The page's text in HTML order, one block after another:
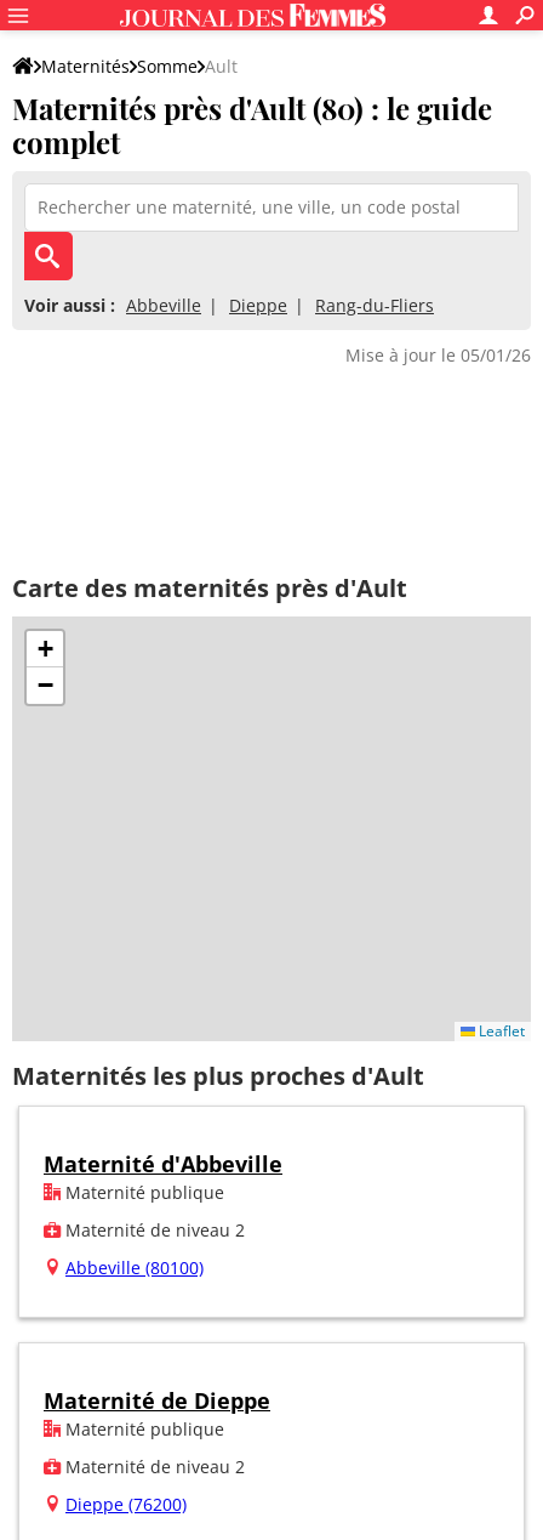
Maternités Somme Ault
Maternités près d'Ault (80) : le guide
complet
Voir aussi : Abbeville Dieppe Rang-du-Fliers
Mise à jour le 05/01/26
Carte des maternités près d'Ault
+
−
Leaflet
Maternités les plus proches d'Ault
Maternité d'Abbeville
Maternité publique
Maternité de niveau 2
Abbeville (80100)
Maternité de Dieppe
Maternité publique
Maternité de niveau 2
Dieppe (76200)